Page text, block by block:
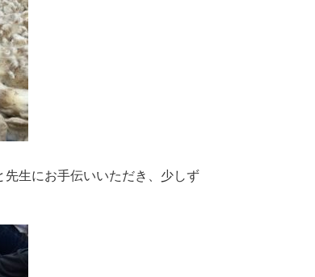
生にお手伝いいただき、少しず